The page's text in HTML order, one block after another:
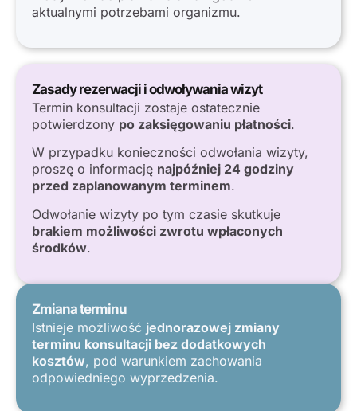
aktualnymi potrzebami organizmu.
Zasady rezerwacji i odwoływania wizyt
Termin konsultacji zostaje ostatecznie
potwierdzony po zaksięgowaniu płatności.
W przypadku konieczności odwołania wizyty,
proszę o informację najpóźniej 24 godziny
przed zaplanowanym terminem.
Odwołanie wizyty po tym czasie skutkuje
brakiem możliwości zwrotu wpłaconych
środków.
Zmiana terminu
Istnieje możliwość jednorazowej zmiany
terminu konsultacji bez dodatkowych
kosztów, pod warunkiem zachowania
odpowiedniego wyprzedzenia.